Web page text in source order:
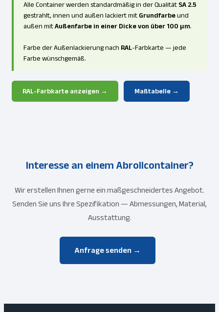
Alle Container werden standardmäßig in der Qualität SA 2.5
gestrahlt, innen und außen lackiert mit Grundfarbeund
außen mitAußenfarbe in einer Dicke von über 100 μm.
Farbe der Außenlackierung nach RAL-Farbkarte — jede
Farbe wünschgemäß.
RAL-Farbkarte anzeigen → Maßtabelle →
Interesse an einem Abrollcontainer?
Wir erstellen Ihnen gerne ein maßgeschneidertes Angebot.
Senden Sie uns Ihre Spezifikation — Abmessungen, Material,
Ausstattung.
Anfrage senden →